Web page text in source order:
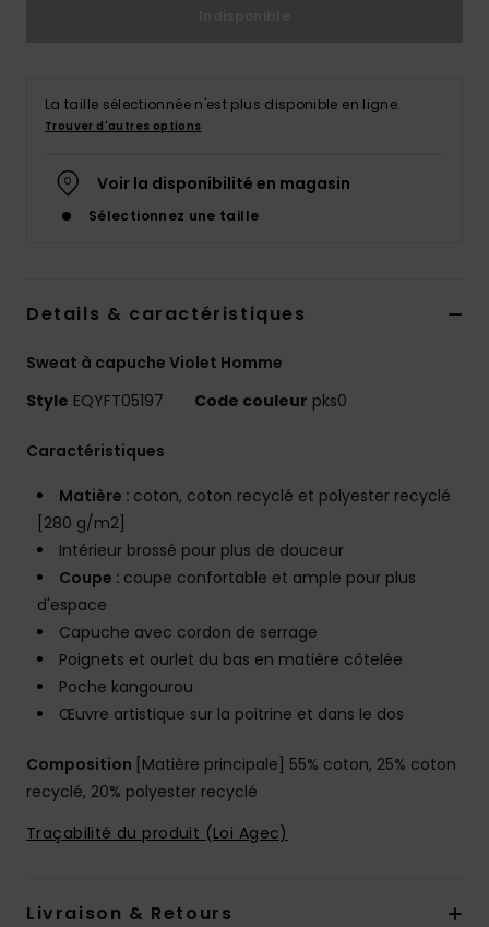
La taille sélectionnée n'est plus disponible en ligne.
Trouver d'autres options
Voir la disponibilité en magasin
Sélectionnez une taille
Details & caractéristiques
Sweat à capuche Violet Homme
Style EQYFT05197 Code couleur pks0
Caractéristiques
Matière : coton, coton recyclé et polyester recyclé
[280 g/m2]
Intérieur brossé pour plus de douceur
Coupe : coupe confortable et ample pour plus
d'espace
Capuche avec cordon de serrage
Poignets et ourlet du bas en matière côtelée
Poche kangourou
Œuvre artistique sur la poitrine et dans le dos
Composition [Matière principale] 55% coton, 25% coton
recyclé, 20% polyester recyclé
Traçabilité du produit (Loi Agec)
Livraison & Retours